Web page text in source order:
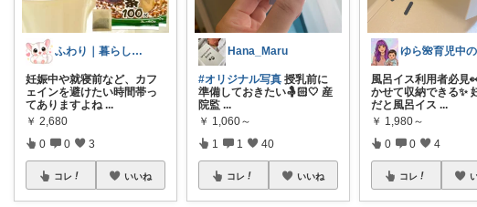
ふわり｜暮らしの負担をかるくする日用品
妊娠中や就寝前など、カフ
ェインを避けたい時間帯っ
てありますよね ...
￥ 2,680
0 0 3
コレ いいね
Hana_Maru
#オリジナル写真 授乳前に
準備しておきたい🤱🏻🤍 産
院監 ...
￥ 1,060～
1 1 40
コレ いいね
風呂イス利用者必見
かせて収納できる✨
だと風呂イス ...
￥ 1,980～
0 0 4
コレ